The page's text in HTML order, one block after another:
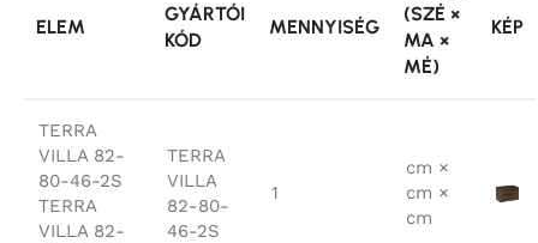
ELEM
GYÁRTÓI
KÓD
MENNYISÉG
(SZÉ ×
MA ×
MÉ)
KÉP
TERRA
VILLA 82-
80-46-2S
TERRA
VILLA 82-
TERRA
VILLA
82-80-
46-2S
1
cm ×
cm ×
cm